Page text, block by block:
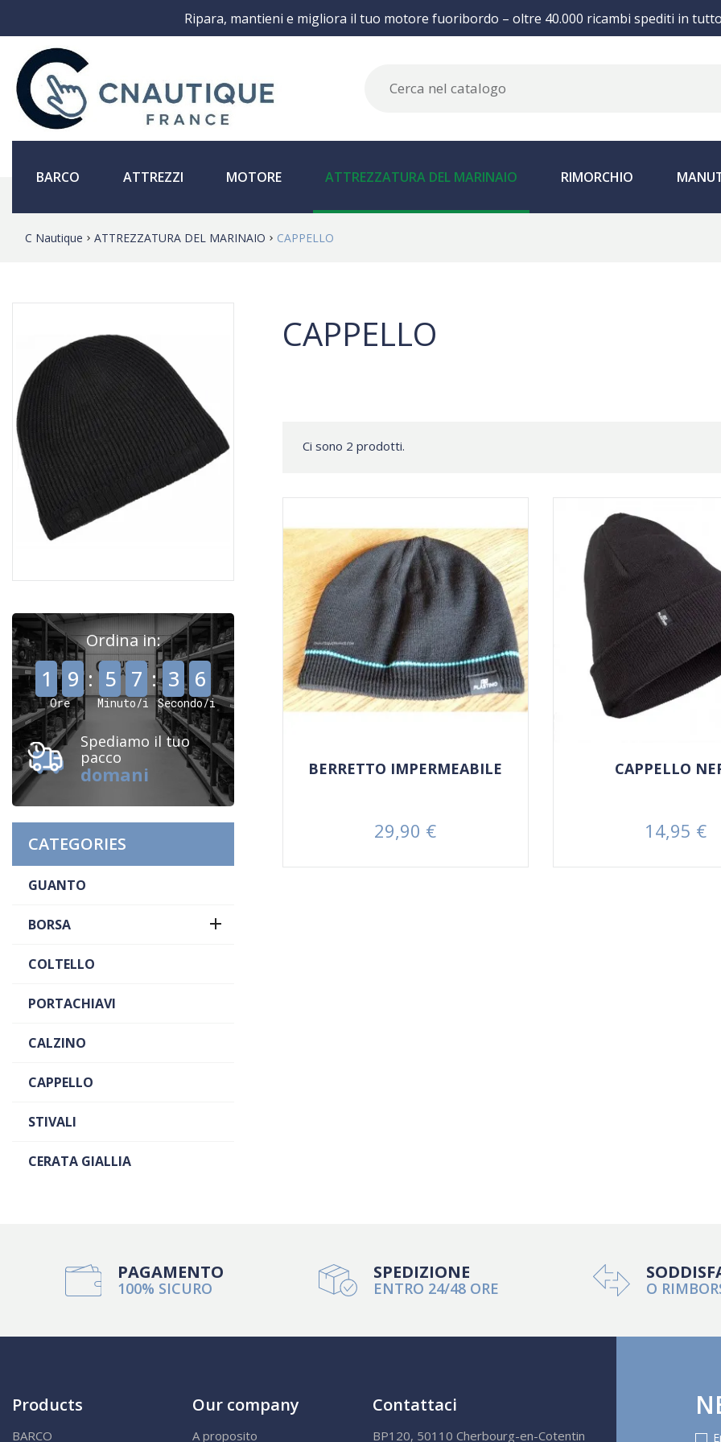
Ripara, mantieni e migliora il tuo motore fuoribordo – oltre 40.000 ricambi spediti in
BARCO ATTREZZI MOTORE ATTREZZATURA DEL MARINAIO RIMORCHIO
C Nautique ATTREZZATURA DEL MARINAIO CAPPELLO
Ordina in:
1 9 :
Ore
, 5 7 :
Minuto/i
, 3 6
Secondo/i
Spediamo il tuo
pacco
domani
CATEGORIES
GUANTO
BORSA 
COLTELLO
PORTACHIAVI
CALZINO
CAPPELLO
STIVALI
CERATA GIALLIA
CAPPELLO
Ci sono 2 prodotti.
BERRETTO IMPERMEABILE
Prezzo
29,90 €
CAPPELLO
Prezzo
14,95 €
PAGAMENTO
100% SICURO
SPEDIZIONE
ENTRO 24/48 ORE O
Products
BARCO
Our company
A proposito
Contattaci
BP120, 50110 Cherbourg-en-Cotentin